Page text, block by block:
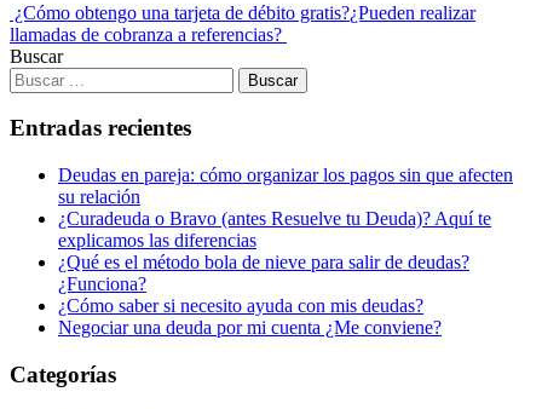
¿Cómo obtengo una tarjeta de débito gratis?¿Pueden realizar
llamadas de cobranza a referencias?
Buscar
Entradas recientes
Deudas en pareja: cómo organizar los pagos sin que afecten
su relación
¿Curadeuda o Bravo (antes Resuelve tu Deuda)? Aquí te
explicamos las diferencias
¿Qué es el método bola de nieve para salir de deudas?
¿Funciona?
¿Cómo saber si necesito ayuda con mis deudas?
Negociar una deuda por mi cuenta ¿Me conviene?
Categorías